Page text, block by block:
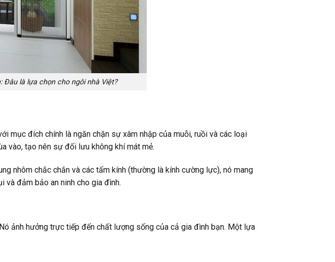
Đâu là lựa chọn cho ngôi nhà Việt?
mục đích chính là ngăn chặn sự xâm nhập của muỗi, ruồi và các loại
vào, tạo nên sự đối lưu không khí mát mẻ.
nhôm chắc chắn và các tấm kính (thường là kính cường lực), nó mang
và đảm bảo an ninh cho gia đình.
ảnh hưởng trực tiếp đến chất lượng sống của cả gia đình bạn. Một lựa